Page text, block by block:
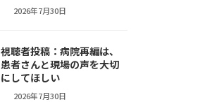
2026年7月30日
視聴者投稿：病院再編は、
患者さんと現場の声を大切
にしてほしい
2026年7月30日